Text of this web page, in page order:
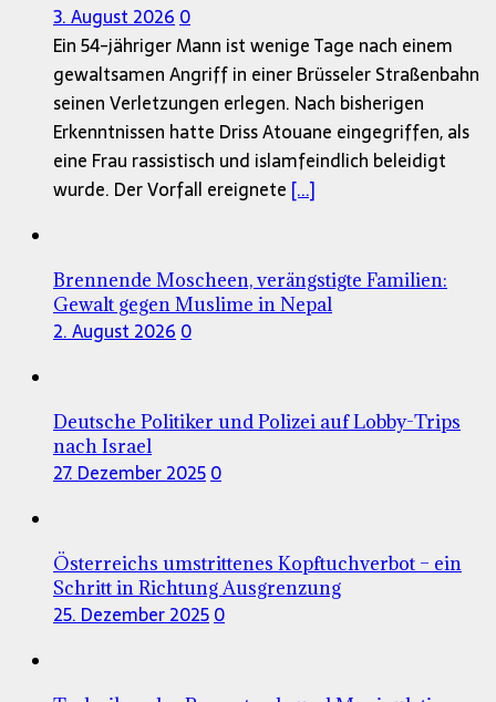
3. August 2026 0
Ein 54-jähriger Mann ist wenige Tage nach einem
gewaltsamen Angriff in einer Brüsseler Straßenbahn
seinen Verletzungen erlegen. Nach bisherigen
Erkenntnissen hatte Driss Atouane eingegriffen, als
eine Frau rassistisch und islamfeindlich beleidigt
wurde. Der Vorfall ereignete [...]
Brennende Moscheen, verängstigte Familien:
Gewalt gegen Muslime in Nepal
2. August 2026 0
Deutsche Politiker und Polizei auf Lobby-Trips
nach Israel
27. Dezember 20250
Österreichs umstrittenes Kopftuchverbot – ein
Schritt in Richtung Ausgrenzung
25. Dezember 20250